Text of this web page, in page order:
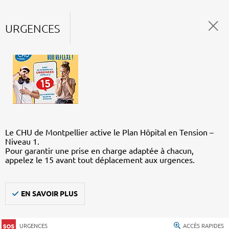
URGENCES
Le CHU de Montpellier active le Plan Hôpital en Tension –
Niveau 1.
Pour garantir une prise en charge adaptée à chacun,
appelez le 15 avant tout déplacement aux urgences.
EN SAVOIR PLUS
URGENCES ACCÈS RAPIDES